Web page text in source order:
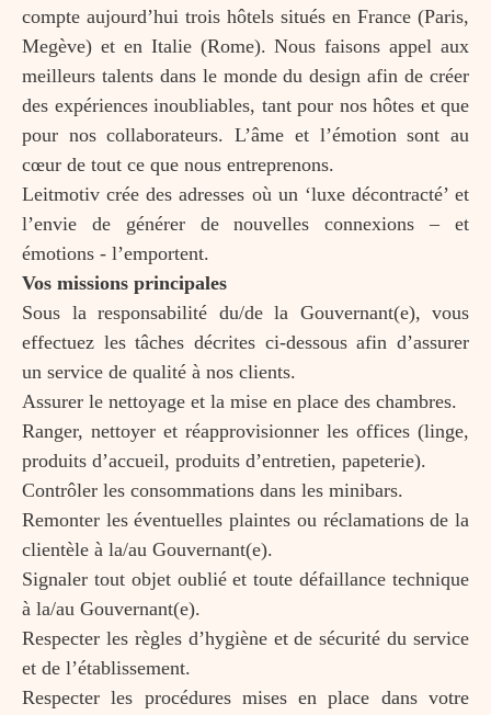
compte aujourd’hui trois hôtels situés en France (Paris,
Megève) et en Italie (Rome). Nous faisons appel aux
meilleurs talents dans le monde du design afin de créer
des expériences inoubliables, tant pour nos hôtes et que
pour nos collaborateurs. L’âme et l’émotion sont au
cœur de tout ce que nous entreprenons.
Leitmotiv crée des adresses où un ‘luxe décontracté’ et
l’envie de générer de nouvelles connexions – et
émotions - l’emportent.
Vos missions principales
Sous la responsabilité du/de la Gouvernant(e), vous
effectuez les tâches décrites ci-dessous afin d’assurer
un service de qualité à nos clients.
Assurer le nettoyage et la mise en place des chambres.
Ranger, nettoyer et réapprovisionner les offices (linge,
produits d’accueil, produits d’entretien, papeterie).
Contrôler les consommations dans les minibars.
Remonter les éventuelles plaintes ou réclamations de la
clientèle à la/au Gouvernant(e).
Signaler tout objet oublié et toute défaillance technique
à la/au Gouvernant(e).
Respecter les règles d’hygiène et de sécurité du service
et de l’établissement.
Respecter les procédures mises en place dans votre